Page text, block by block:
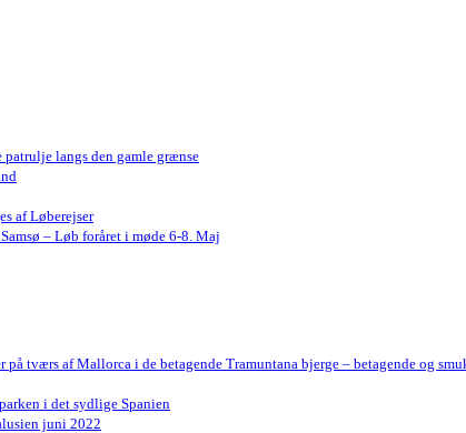
langs den gamle grænse
af Løberejser
– Løb foråret i møde 6-8. Maj
tværs af Mallorca i de betagende Tramuntana bjerge – betagende og
i det sydlige Spanien
juni 2022